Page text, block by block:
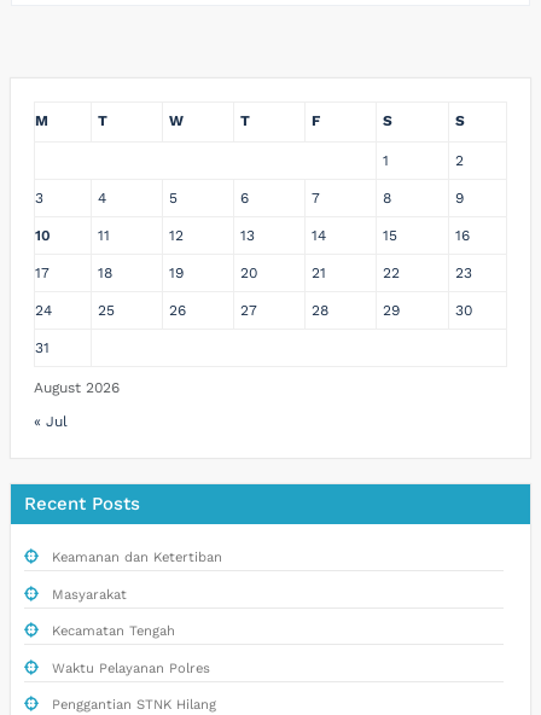
August 2026
M T W T F S S
1 2
3 4 5 6 7 8 9
10 11 12 13 14 15 16
17 18 19 20 21 22 23
24 25 26 27 28 29 30
31
« Jul
Recent Posts
Keamanan dan Ketertiban
Masyarakat
Kecamatan Tengah
Waktu Pelayanan Polres
Penggantian STNK Hilang